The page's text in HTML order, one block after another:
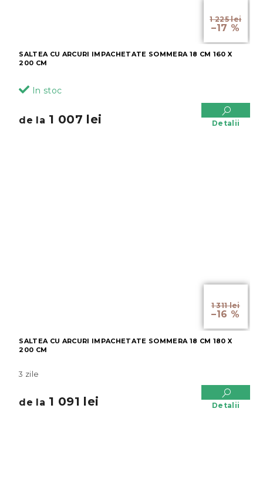
1 225 lei
–17 %
SALTEA CU ARCURI IMPACHETATE SOMMERA 18 CM 160 X
200 CM
In stoc
de la 1 007 lei Detalii
1 311 lei
–16 %
SALTEA CU ARCURI IMPACHETATE SOMMERA 18 CM 180 X
200 CM
3 zile
de la 1 091 lei Detalii